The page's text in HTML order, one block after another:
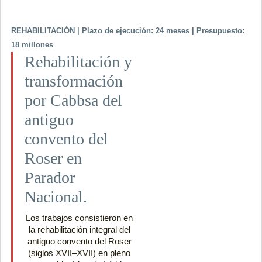
REHABILITACIÓN | Plazo de ejecución: 24 meses | Presupuesto:
18 millones
Rehabilitación y
transformación
por Cabbsa del
antiguo
convento del
Roser en
Parador
Nacional.
Los trabajos consistieron en
la rehabilitación integral del
antiguo convento del Roser
(siglos XVII–XVII) en pleno